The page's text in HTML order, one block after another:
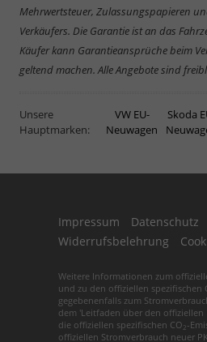
Mehrwertsteuer, Zulassungspapieren
Verkäufers. Die Garantie ist an das
Käufer kann Garantieansprüche beim
geltend machen. Alle Angebote sind
Unsere
Hauptmarken:
VW EU-
Neuwagen
Skoda
Impressum Datenschutz
Widerrufsbelehrung
Weitere Informationen zum
und zu den offiziellen spezifischen
gegebenenfalls zum
dem 'Leitfaden über den offiziellen
die offiziellen spezifischen CO2 -
offiziellen Stromverbrauch neuer